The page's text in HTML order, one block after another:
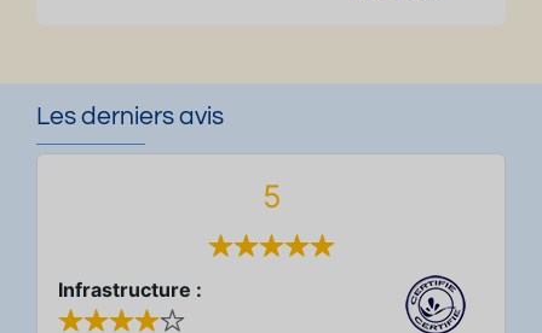
Les derniers avis
5
Infrastructure :